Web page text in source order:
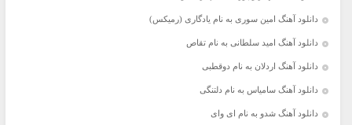
دانلود آهنگ امین سوری به نام یادگاری (رمیکس)
دانلود آهنگ امید سلطانی به نام تقاص
دانلود آهنگ اردلان به نام دوقطبی
دانلود آهنگ سامیاس به نام دلتنگی
دانلود آهنگ شدو به نام ای وای